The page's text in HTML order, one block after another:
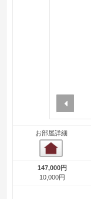
お部屋詳細
147,000円
10,000円